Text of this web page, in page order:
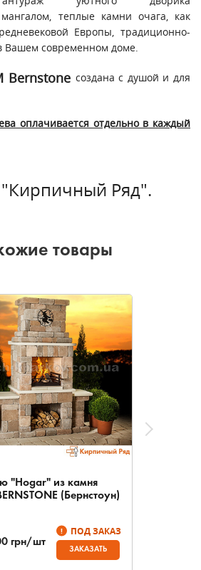
теплые камни очага, как
Европы, традиционно-
Вашем современном доме.
Bernstone создана с душой и для
оплачивается отдельно в каждый
Ряд".
товары
"Hogar" из камня
(Бернстоун)
грн/шт
ПОД ЗАКАЗ
ЗАКАЗАТЬ